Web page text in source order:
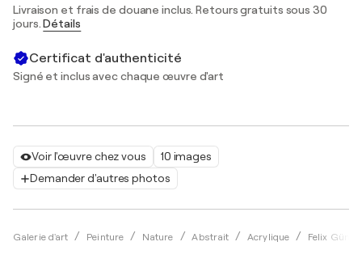
Voir l'œuvre chez vous
10 images
Demander d'autres photos
Galerie d'art Peinture Nature Abstrait Acrylique Felix
Livraison et frais de douane inclus. Retours gratuits sous 30
jours.Détails
Certificat d'authenticité
Signé et inclus avec chaque œuvre d'art